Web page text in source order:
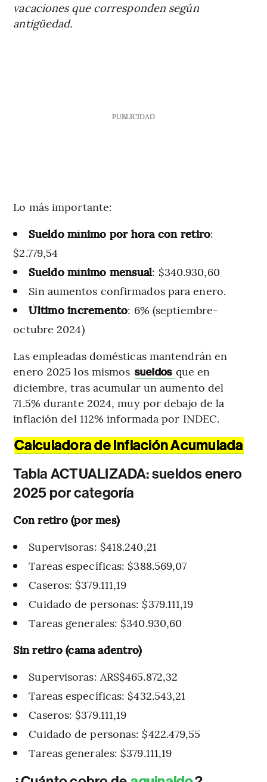
vacaciones que corresponden según
antigüedad.
PUBLICIDAD
Lo más importante:
Sueldo mínimo por hora con retiro:
$2.779,54
Sueldo mínimo mensual: $340.930,60
Sin aumentos confirmados para enero.
Último incremento: 6% (septiembre-
octubre 2024)
Las empleadas domésticas mantendrán en
enero 2025 los mismos sueldos que en
diciembre, tras acumular un aumento del
71.5% durante 2024, muy por debajo de la
inflación del 112% informada por INDEC.
Calculadora de Inflación Acumulada
Tabla ACTUALIZADA: sueldos enero
2025 por categoría
Con retiro (por mes)
Supervisoras: $418.240,21
Tareas específicas: $388.569,07
Caseros: $379.111,19
Cuidado de personas: $379.111,19
Tareas generales: $340.930,60
Sin retiro (cama adentro)
Supervisoras: ARS$465.872,32
Tareas específicas: $432.543,21
Caseros: $379.111,19
Cuidado de personas: $422.479,55
Tareas generales: $379.111,19